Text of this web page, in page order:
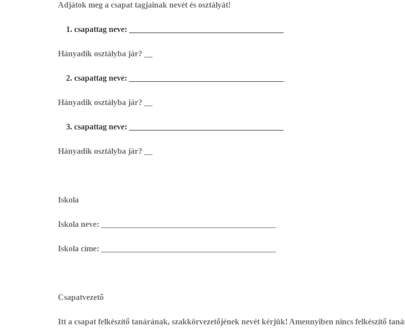
Adjátok meg a csapat tagjainak nevét és osztályát!
csapattag neve: ______________________________________
Hányadik osztályba jár? __
csapattag neve: ______________________________________
Hányadik osztályba jár? __
csapattag neve: ______________________________________
Hányadik osztályba jár? __
Iskola
Iskola neve: ___________________________________________
Iskola címe: ___________________________________________
Csapatvezető
Itt a csapat felkészítő tanárának, szakkörvezetőjének nevét kérjük! Amennyiben nincs felkészítő